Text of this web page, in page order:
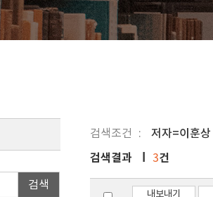
검색조건 저자=이훈상
검색
검색결과 3건
내보내기